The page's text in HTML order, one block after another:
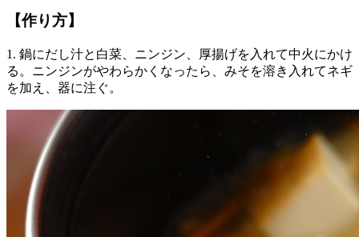
【作り方】
1. 鍋にだし汁と白菜、ニンジン、厚揚げを入れて中火にかけ
る。ニンジンがやわらかくなったら、みそを溶き入れてネギ
を加え、器に注ぐ。